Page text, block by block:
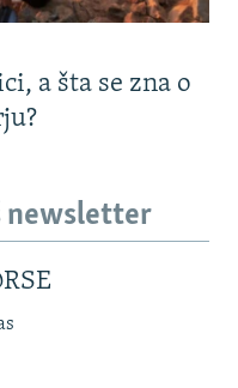
a šta se zna o
newsletter